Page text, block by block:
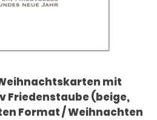
mit
Friedenstaube (beige,
Format / Weihnachten